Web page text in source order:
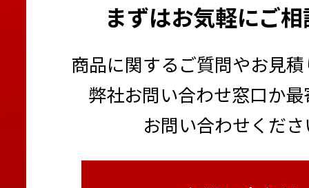
まずはお気軽にご
商品に関するご質問やお見
弊社お問い合わせ窓口か
お問い合わせくだ